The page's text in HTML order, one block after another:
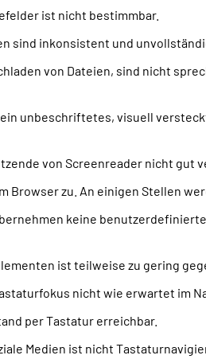
ist nicht bestimmbar.
sind inkonsistent und
von Dateien, sind nicht
unbeschriftetes, visuell
von Screenreader nicht gut
Browser zu. An einigen Stellen
keine
ist teilweise zu gering
nicht wie erwartet im
per Tastatur erreichbar.
Medien ist nicht